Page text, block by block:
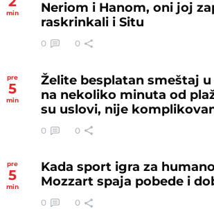
min
Neriom i Hanom, oni joj
raskrinkali i Situ
0 0
pre
5
min
Želite besplatan smeštaj u
na nekoliko minuta od
su uslovi, nije
0 0
pre
5
min
Kada sport igra za
Mozzart spaja pobede i
0 0